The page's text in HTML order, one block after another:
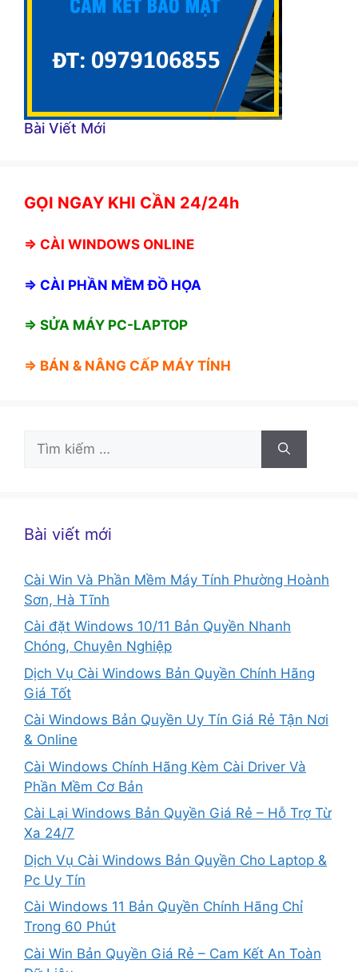
Bài Viết Mới
GỌI NGAY KHI CẦN 24/24h
⇒ CÀI WINDOWS ONLINE
⇒ CÀI PHẦN MỀM ĐỒ HỌA
⇒ SỬA MÁY PC-LAPTOP
⇒ BÁN & NÂNG CẤP MÁY TÍNH
Tìm
kiếm
Bài viết mới
Cài Win Và Phần Mềm Máy Tính Phường Hoành
Sơn, Hà Tĩnh
Cài đặt Windows 10/11 Bản Quyền Nhanh
Chóng, Chuyên Nghiệp
Dịch Vụ Cài Windows Bản Quyền Chính Hãng
Giá Tốt
Cài Windows Bản Quyền Uy Tín Giá Rẻ Tận Nơi
& Online
Cài Windows Chính Hãng Kèm Cài Driver Và
Phần Mềm Cơ Bản
Cài Lại Windows Bản Quyền Giá Rẻ – Hỗ Trợ Từ
Xa 24/7
Dịch Vụ Cài Windows Bản Quyền Cho Laptop &
Pc Uy Tín
Cài Windows 11 Bản Quyền Chính Hãng Chỉ
Trong 60 Phút
Cài Win Bản Quyền Giá Rẻ – Cam Kết An Toàn